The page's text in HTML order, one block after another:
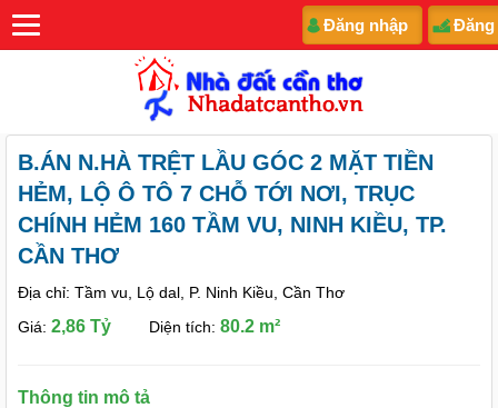
Đăng nhập Đăng
B.ÁN N.HÀ TRỆT LẦU GÓC 2 MẶT TIỀN
HẺM, LỘ Ô TÔ 7 CHỖ TỚI NƠI, TRỤC
CHÍNH HẺM 160 TẦM VU, NINH KIỀU, TP.
CẦN THƠ
Địa chỉ: Tầm vu, Lộ dal, P. Ninh Kiều, Cần Thơ
Giá: 2,86 Tỷ Diện tích: 80.2 m²
Thông tin mô tả